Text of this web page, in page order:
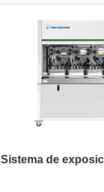
Sistema de